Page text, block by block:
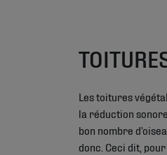
Les toitures
la réduction
bon nombre
donc. Ceci dit,